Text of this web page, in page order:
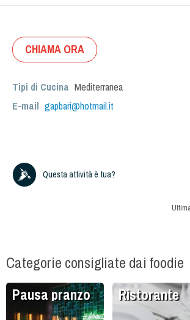
CHIAMA ORA
Tipi di Cucina Mediterranea
E-mail gapbari@hotmail.it
Questa attività è tua?
Categorie consigliate dai foodie
Pausa pranzo Ristorante